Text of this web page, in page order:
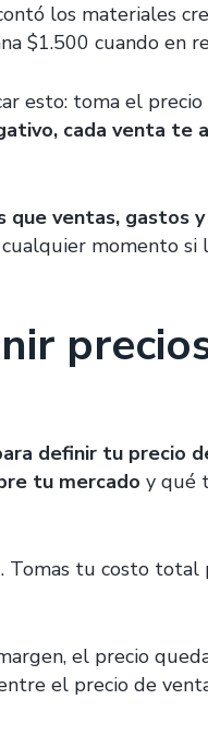
los materiales
$1.500 cuando en
esto: toma el
cada venta te
ventas, gastos
momento si
definir tu precio
tu mercado y qué
. Tomas tu costo total
el precio
el precio de